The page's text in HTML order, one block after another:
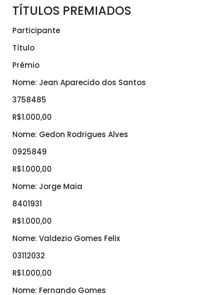
TÍTULOS PREMIADOS
Participante
Título
Prêmio
Nome: Jean Aparecido dos Santos
3758485
R$1.000,00
Nome: Gedon Rodrigues Alves
0925849
R$1.000,00
Nome: Jorge Maia
8401931
R$1.000,00
Nome: Valdezio Gomes Felix
03112032
R$1.000,00
Nome: Fernando Gomes